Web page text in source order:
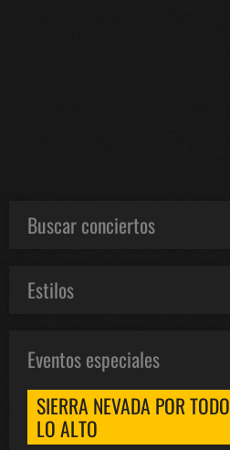
Buscar conciertos
Estilos
Eventos especiales
SIERRA NEVADA POR TODO
LO ALTO